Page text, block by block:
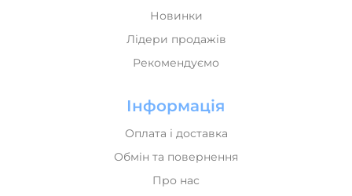
Новинки
Лідери продажів
Рекомендуємо
Інформація
Оплата і доставка
Обмін та повернення
Про нас